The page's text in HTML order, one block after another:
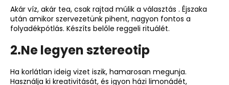
Akár víz, akár tea, csak rajtad múlik a választás . Éjszaka
után amikor szervezetünk pihent, nagyon fontos a
folyadékpótlás. Készíts belőle reggeli rituálét.
2.Ne legyen sztereotip
Ha korlátlan ideig vizet iszik, hamarosan megunja.
Használja ki kreativitását, és igyon házi limonádét,